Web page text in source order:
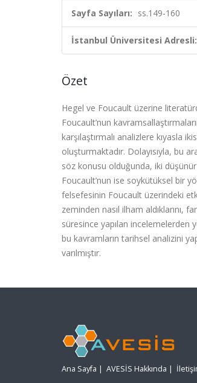
Sayfa Sayıları: ss.149-160
İstanbul Üniversitesi Adresli:
Özet
Hegel ve Foucault üzerine
Foucault’nun
karşılaştırmalı analizlere kıyasla
oluşturmaktadır. Dolayısıyla, bu
söz konusu olduğunda, iki düşünür
Foucault’nun ise soykütüksel bir
felsefesinin Foucault üzerindeki
zeminden nasıl ilham aldıklarını,
süresince yapılan incelemelerden
bu kavramların tarihsel analizini
varılmıştır.
Ana Sayfa | AVESİS Hakkında |